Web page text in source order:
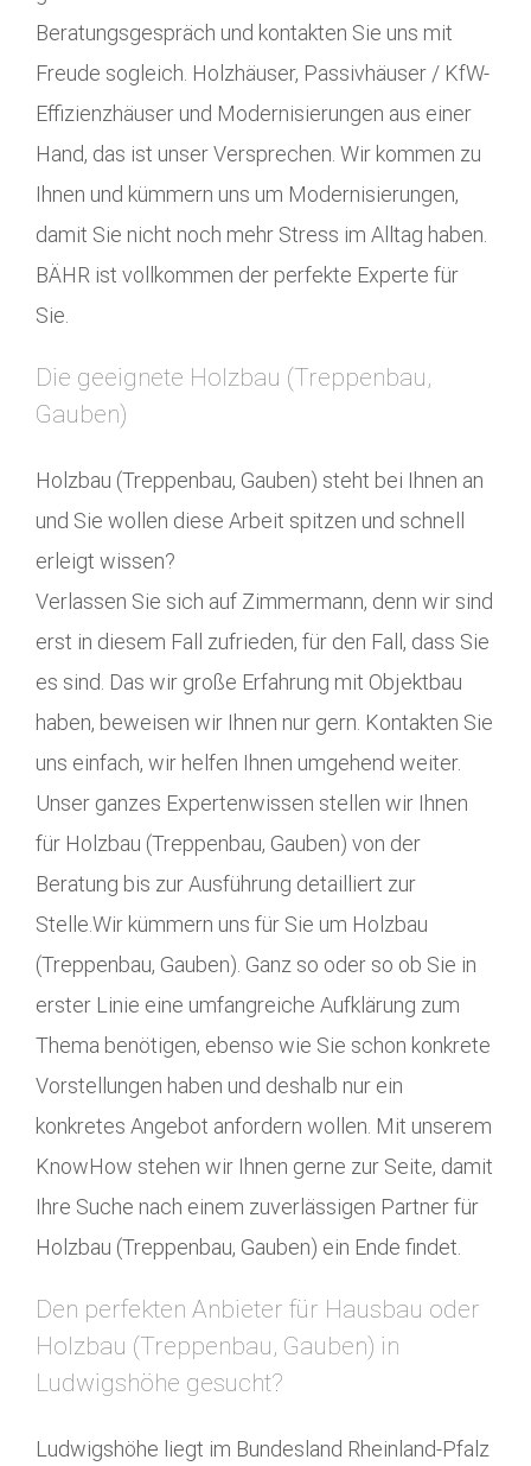
Beratungsgespräch und kontakten Sie uns mit
Freude sogleich. Holzhäuser, Passivhäuser / KfW-
Effizienzhäuser und Modernisierungen aus einer
Hand, das ist unser Versprechen. Wir kommen zu
Ihnen und kümmern uns um Modernisierungen,
damit Sie nicht noch mehr Stress im Alltag haben.
BÄHR ist vollkommen der perfekte Experte für
Sie.
Die geeignete Holzbau (Treppenbau,
Gauben)
Holzbau (Treppenbau, Gauben) steht bei Ihnen an
und Sie wollen diese Arbeit spitzen und schnell
erleigt wissen?
Verlassen Sie sich auf Zimmermann, denn wir sind
erst in diesem Fall zufrieden, für den Fall, dass Sie
es sind. Das wir große Erfahrung mit Objektbau
haben, beweisen wir Ihnen nur gern. Kontakten Sie
uns einfach, wir helfen Ihnen umgehend weiter.
Unser ganzes Expertenwissen stellen wir Ihnen
für Holzbau (Treppenbau, Gauben) von der
Beratung bis zur Ausführung detailliert zur
Stelle.Wir kümmern uns für Sie um Holzbau
(Treppenbau, Gauben). Ganz so oder so ob Sie in
erster Linie eine umfangreiche Aufklärung zum
Thema benötigen, ebenso wie Sie schon konkrete
Vorstellungen haben und deshalb nur ein
konkretes Angebot anfordern wollen. Mit unserem
KnowHow stehen wir Ihnen gerne zur Seite, damit
Ihre Suche nach einem zuverlässigen Partner für
Holzbau (Treppenbau, Gauben) ein Ende findet.
Den perfekten Anbieter für Hausbau oder
Holzbau (Treppenbau, Gauben) in
Ludwigshöhe gesucht?
Ludwigshöhe liegt im Bundesland Rheinland-Pfalz